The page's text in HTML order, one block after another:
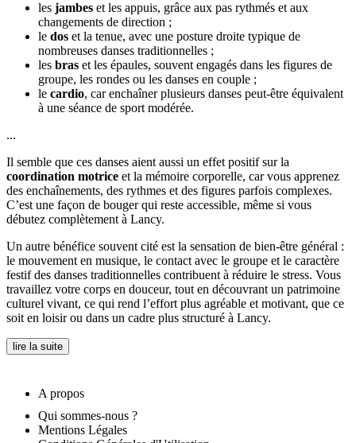
les jambes et les appuis, grâce aux pas rythmés et aux
changements de direction ;
le dos et la tenue, avec une posture droite typique de
nombreuses danses traditionnelles ;
les bras et les épaules, souvent engagés dans les figures de
groupe, les rondes ou les danses en couple ;
le cardio, car enchaîner plusieurs danses peut-être équivalent
à une séance de sport modérée.
...
Il semble que ces danses aient aussi un effet positif sur la
coordination motrice et la mémoire corporelle, car vous apprenez
des enchaînements, des rythmes et des figures parfois complexes.
C’est une façon de bouger qui reste accessible, même si vous
débutez complètement à Lancy.
Un autre bénéfice souvent cité est la sensation de bien-être général :
le mouvement en musique, le contact avec le groupe et le caractère
festif des danses traditionnelles contribuent à réduire le stress. Vous
travaillez votre corps en douceur, tout en découvrant un patrimoine
culturel vivant, ce qui rend l’effort plus agréable et motivant, que ce
soit en loisir ou dans un cadre plus structuré à Lancy.
lire la suite
A propos
Qui sommes-nous ?
Mentions Légales